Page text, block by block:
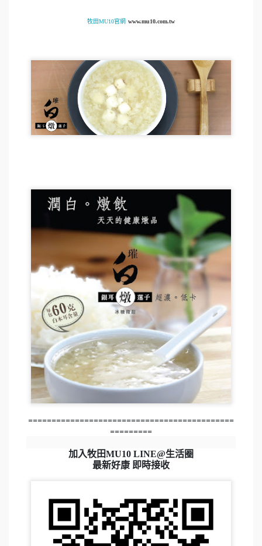
牧田MU10官網 www.mu10.com.tw
============================================
=========
加入牧田MU10 LINE@生活圈
最新好康 即時接收